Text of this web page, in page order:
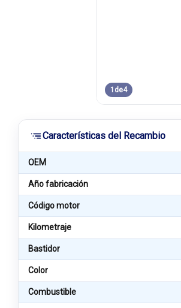
1 de4
Características del Recambio
OEM
Año fabricación
Código motor
Kilometraje
Bastidor
Color
Combustible